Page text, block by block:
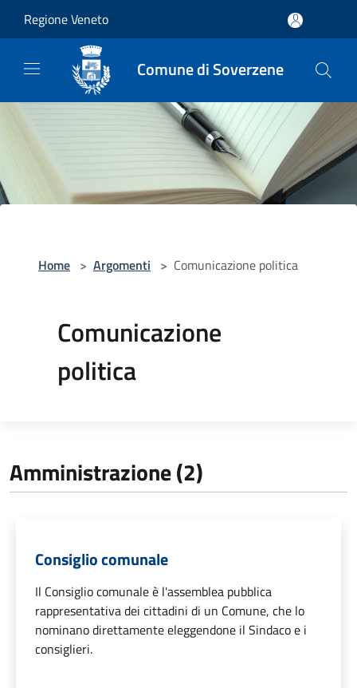
Regione Veneto
Comune di Soverzene
Home > Argomenti > Comunicazione politica
Comunicazione
politica
Amministrazione (2)
Consiglio comunale
Il Consiglio comunale è l'assemblea pubblica
rappresentativa dei cittadini di un Comune, che lo
nominano direttamente eleggendone il Sindaco e i
consiglieri.